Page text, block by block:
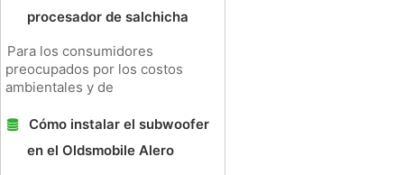
procesador de salchicha
Para los consumidores
preocupados por los costos
ambientales y de
Cómo instalar el subwoofer
en el Oldsmobile Alero